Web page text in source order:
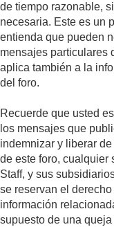
de tiempo razonable,
necesaria. Este es un
entienda que pueden
mensajes particulares
aplica también a la
del foro.
Recuerde que usted
los mensajes que
indemnizar y liberar
de este foro, cualquier
Staff, y sus
se reservan el
información
supuesto de una